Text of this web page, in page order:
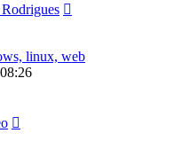
linux, web